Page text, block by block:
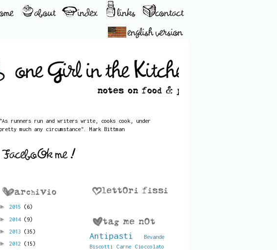
"As runners run and writers write, cooks cook, under
pretty much any circumstance". Mark Bittman
► 2015 (6)
► 2014 (9)
► 2013 (35)
► 2012 (15)
Antipasti
Bevande
Biscotti
Carne Cioccolato